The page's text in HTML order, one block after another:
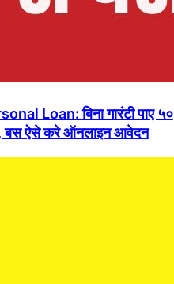
Loan: बिना गारंटी पाए ५०
बस ऐसे करे ऑनलाइन आवेदन